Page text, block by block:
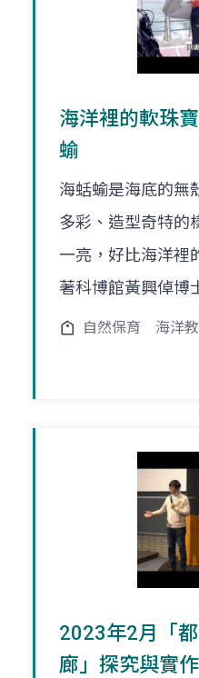
海洋裡的軟珠
蝓
海蛞蝓是海底的無
多彩、造型奇特的
一亮，好比海洋裡
著科博館黃興倬博
自然保育 海洋
2023年2月「
廊」探究與實